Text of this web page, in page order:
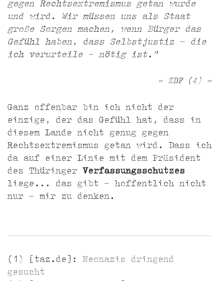
gegen Rechtsextremismus getan wurde
und wird. Wir müssen uns als Staat
große Sorgen machen, wenn Bürger das
Gefühl haben, dass Selbstjustiz - die
ich verurteile - nötig ist."
= ZDF (4) =
Ganz offenbar bin ich nicht der
einzige, der das Gefühl hat, dass in
diesem Lande nicht genug gegen
Rechtsextremismus getan wird. Dass ich
da auf einer Linie mit dem Präsident
des Thüringer
Verfassungsschutzes
liege... das gibt - hoffentlich nicht
nur - mir zu denken.
(1) [taz.de]: Neonazis dringend
gesucht